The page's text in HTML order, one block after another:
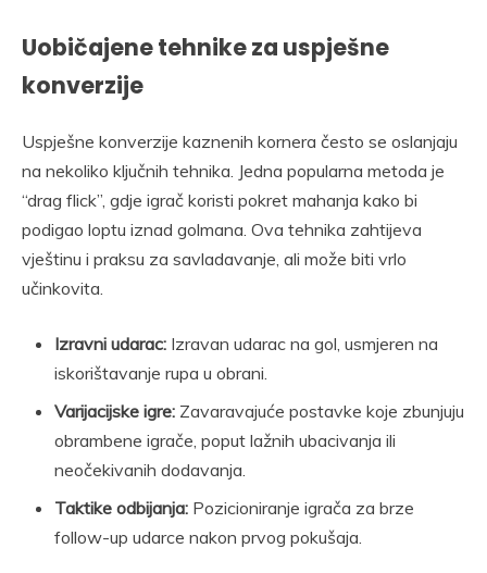
Uobičajene tehnike za uspješne
konverzije
Uspješne konverzije kaznenih kornera često se oslanjaju
na nekoliko ključnih tehnika. Jedna popularna metoda je
“drag flick”, gdje igrač koristi pokret mahanja kako bi
podigao loptu iznad golmana. Ova tehnika zahtijeva
vještinu i praksu za savladavanje, ali može biti vrlo
učinkovita.
Izravni udarac: Izravan udarac na gol, usmjeren na
iskorištavanje rupa u obrani.
Varijacijske igre: Zavaravajuće postavke koje zbunjuju
obrambene igrače, poput lažnih ubacivanja ili
neočekivanih dodavanja.
Taktike odbijanja: Pozicioniranje igrača za brze
follow-up udarce nakon prvog pokušaja.